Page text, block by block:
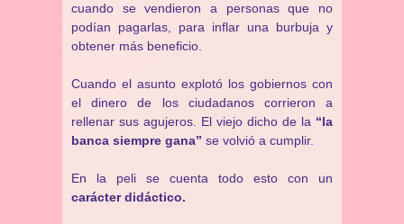
cuando se vendieron a personas que no
podían pagarlas, para inflar una burbuja y
obtener más beneficio.
Cuando el asunto explotó los gobiernos con
el dinero de los ciudadanos corrieron a
rellenar sus agujeros. El viejo dicho de la “la
banca siempre gana” se volvió a cumplir.
En la peli se cuenta todo esto con un
carácter didáctico.